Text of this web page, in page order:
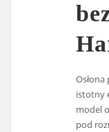
istotny
model
pod